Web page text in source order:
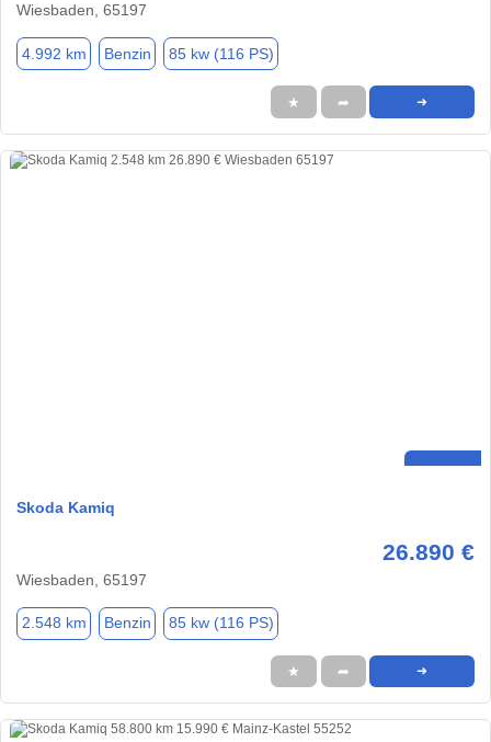
Wiesbaden, 65197
4.992 km Benzin 85 kw (116 PS)
★ ➦ ➜
Skoda Kamiq
26.890 €
Wiesbaden, 65197
2.548 km Benzin 85 kw (116 PS)
★ ➦ ➜